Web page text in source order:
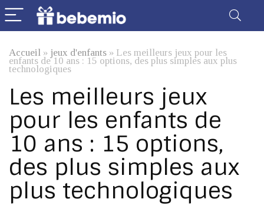
Accueil » jeux d'enfants » Les meilleurs jeux pour les
enfants de 10 ans : 15 options, des plus simples aux plus
technologiques
Les meilleurs jeux
pour les enfants de
10 ans : 15 options,
des plus simples aux
plus technologiques